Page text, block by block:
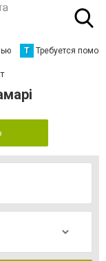
Т Требуется